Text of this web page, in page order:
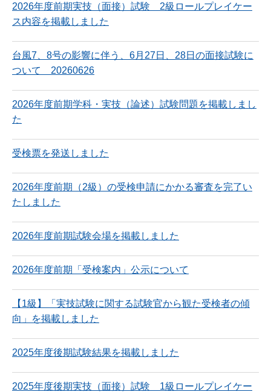
2026年度前期実技（面接）試験 2級ロールプレイケー
ス内容を掲載しました
台風7、8号の影響に伴う、6月27日、28日の面接試験に
ついて 20260626
2026年度前期学科・実技（論述）試験問題を掲載しまし
た
受検票を発送しました
2026年度前期（2級）の受検申請にかかる審査を完了い
たしました
2026年度前期試験会場を掲載しました
2026年度前期「受検案内」公示について
【1級】「実技試験に関する試験官から観た受検者の傾
向」を掲載しました
2025年度後期試験結果を掲載しました
2025年度後期実技（面接）試験 1級ロールプレイケー